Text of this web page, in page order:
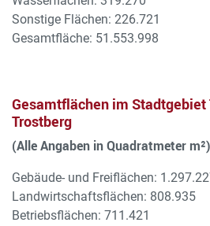
Sonstige Flächen: 226.721
Gesamtfläche: 51.553.998
Gesamtflächen im Stadtgebiet
Trostberg
(Alle Angaben in Quadratmeter
Gebäude- und Freiflächen:
Landwirtschaftsflächen: 808.935
Betriebsflächen: 711.421